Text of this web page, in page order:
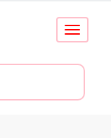
Conmutar